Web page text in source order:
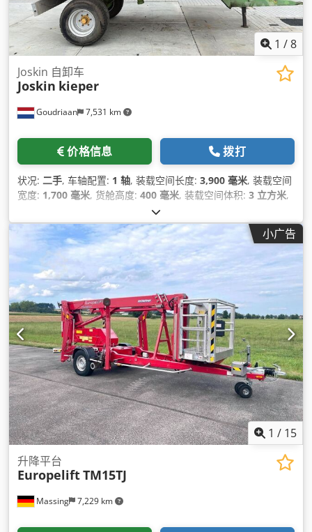
1 /8
Goudriaan 7,531 km
Joskin 自卸车
Joskin kieper
价格信息 拨打
状况: 二手, 车轴配置: 1 轴, 装载空间长度: 3,900 毫米, 装载空间
宽度: 1,700 毫米, 货舱高度: 400 毫米, 装载空间体积: 3 立方米,
小广告
1 / 15
Massing 7,229 km
升降平台
EuropeliftTM15TJ